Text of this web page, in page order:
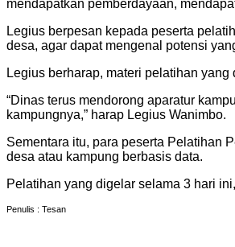
mendapatkan pemberdayaan,
Legius berpesan kepada peserta
desa, agar dapat mengenal potensi
Legius berharap, materi pelatihan
“Dinas terus mendorong aparatur
kampungnya,” harap Legius Wanimbo.
Sementara itu, para peserta Pelatihan
desa atau kampung berbasis data.
Pelatihan yang digelar selama 3 hari
Penulis : Tesan